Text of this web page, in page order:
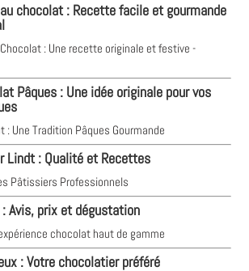
chocolat : Recette facile et gourmande
: Une recette originale et festive -
Pâques : Une idée originale pour vos
: Une Tradition Pâques Gourmande
Lindt : Qualité et Recettes
Pâtissiers Professionnels
Avis, prix et dégustation
chocolat haut de gamme
: Votre chocolatier préféré